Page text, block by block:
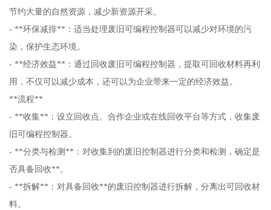
节约大量的自然资源，减少新资源开采。
- **环保减排**：适当处理废旧可编程控制器可以减少对环境的污
染，保护生态环境。
- **经济效益**：通过回收废旧可编程控制器，提取可回收材料再利
用，不仅可以减少成本，还可以为企业带来一定的经济效益。
**流程**
- **收集**：设立回收点、合作企业或在线回收平台等方式，收集废
旧可编程控制器。
- **分类与检测**：对收集到的废旧控制器进行分类和检测，确定是
否具备回收**。
- **拆解**：对具备回收**的废旧控制器进行拆解，分离出可回收材
料。